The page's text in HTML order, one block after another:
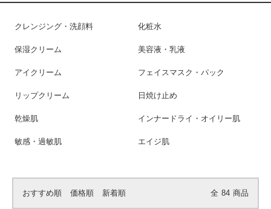
クレンジング・洗顔料 化粧水
保湿クリーム 美容液・乳液
アイクリーム フェイスマスク・パック
リップクリーム 日焼け止め
乾燥肌 インナードライ・オイリー肌
敏感・過敏肌 エイジ肌
おすすめ順 価格順 新着順 全 84 商品